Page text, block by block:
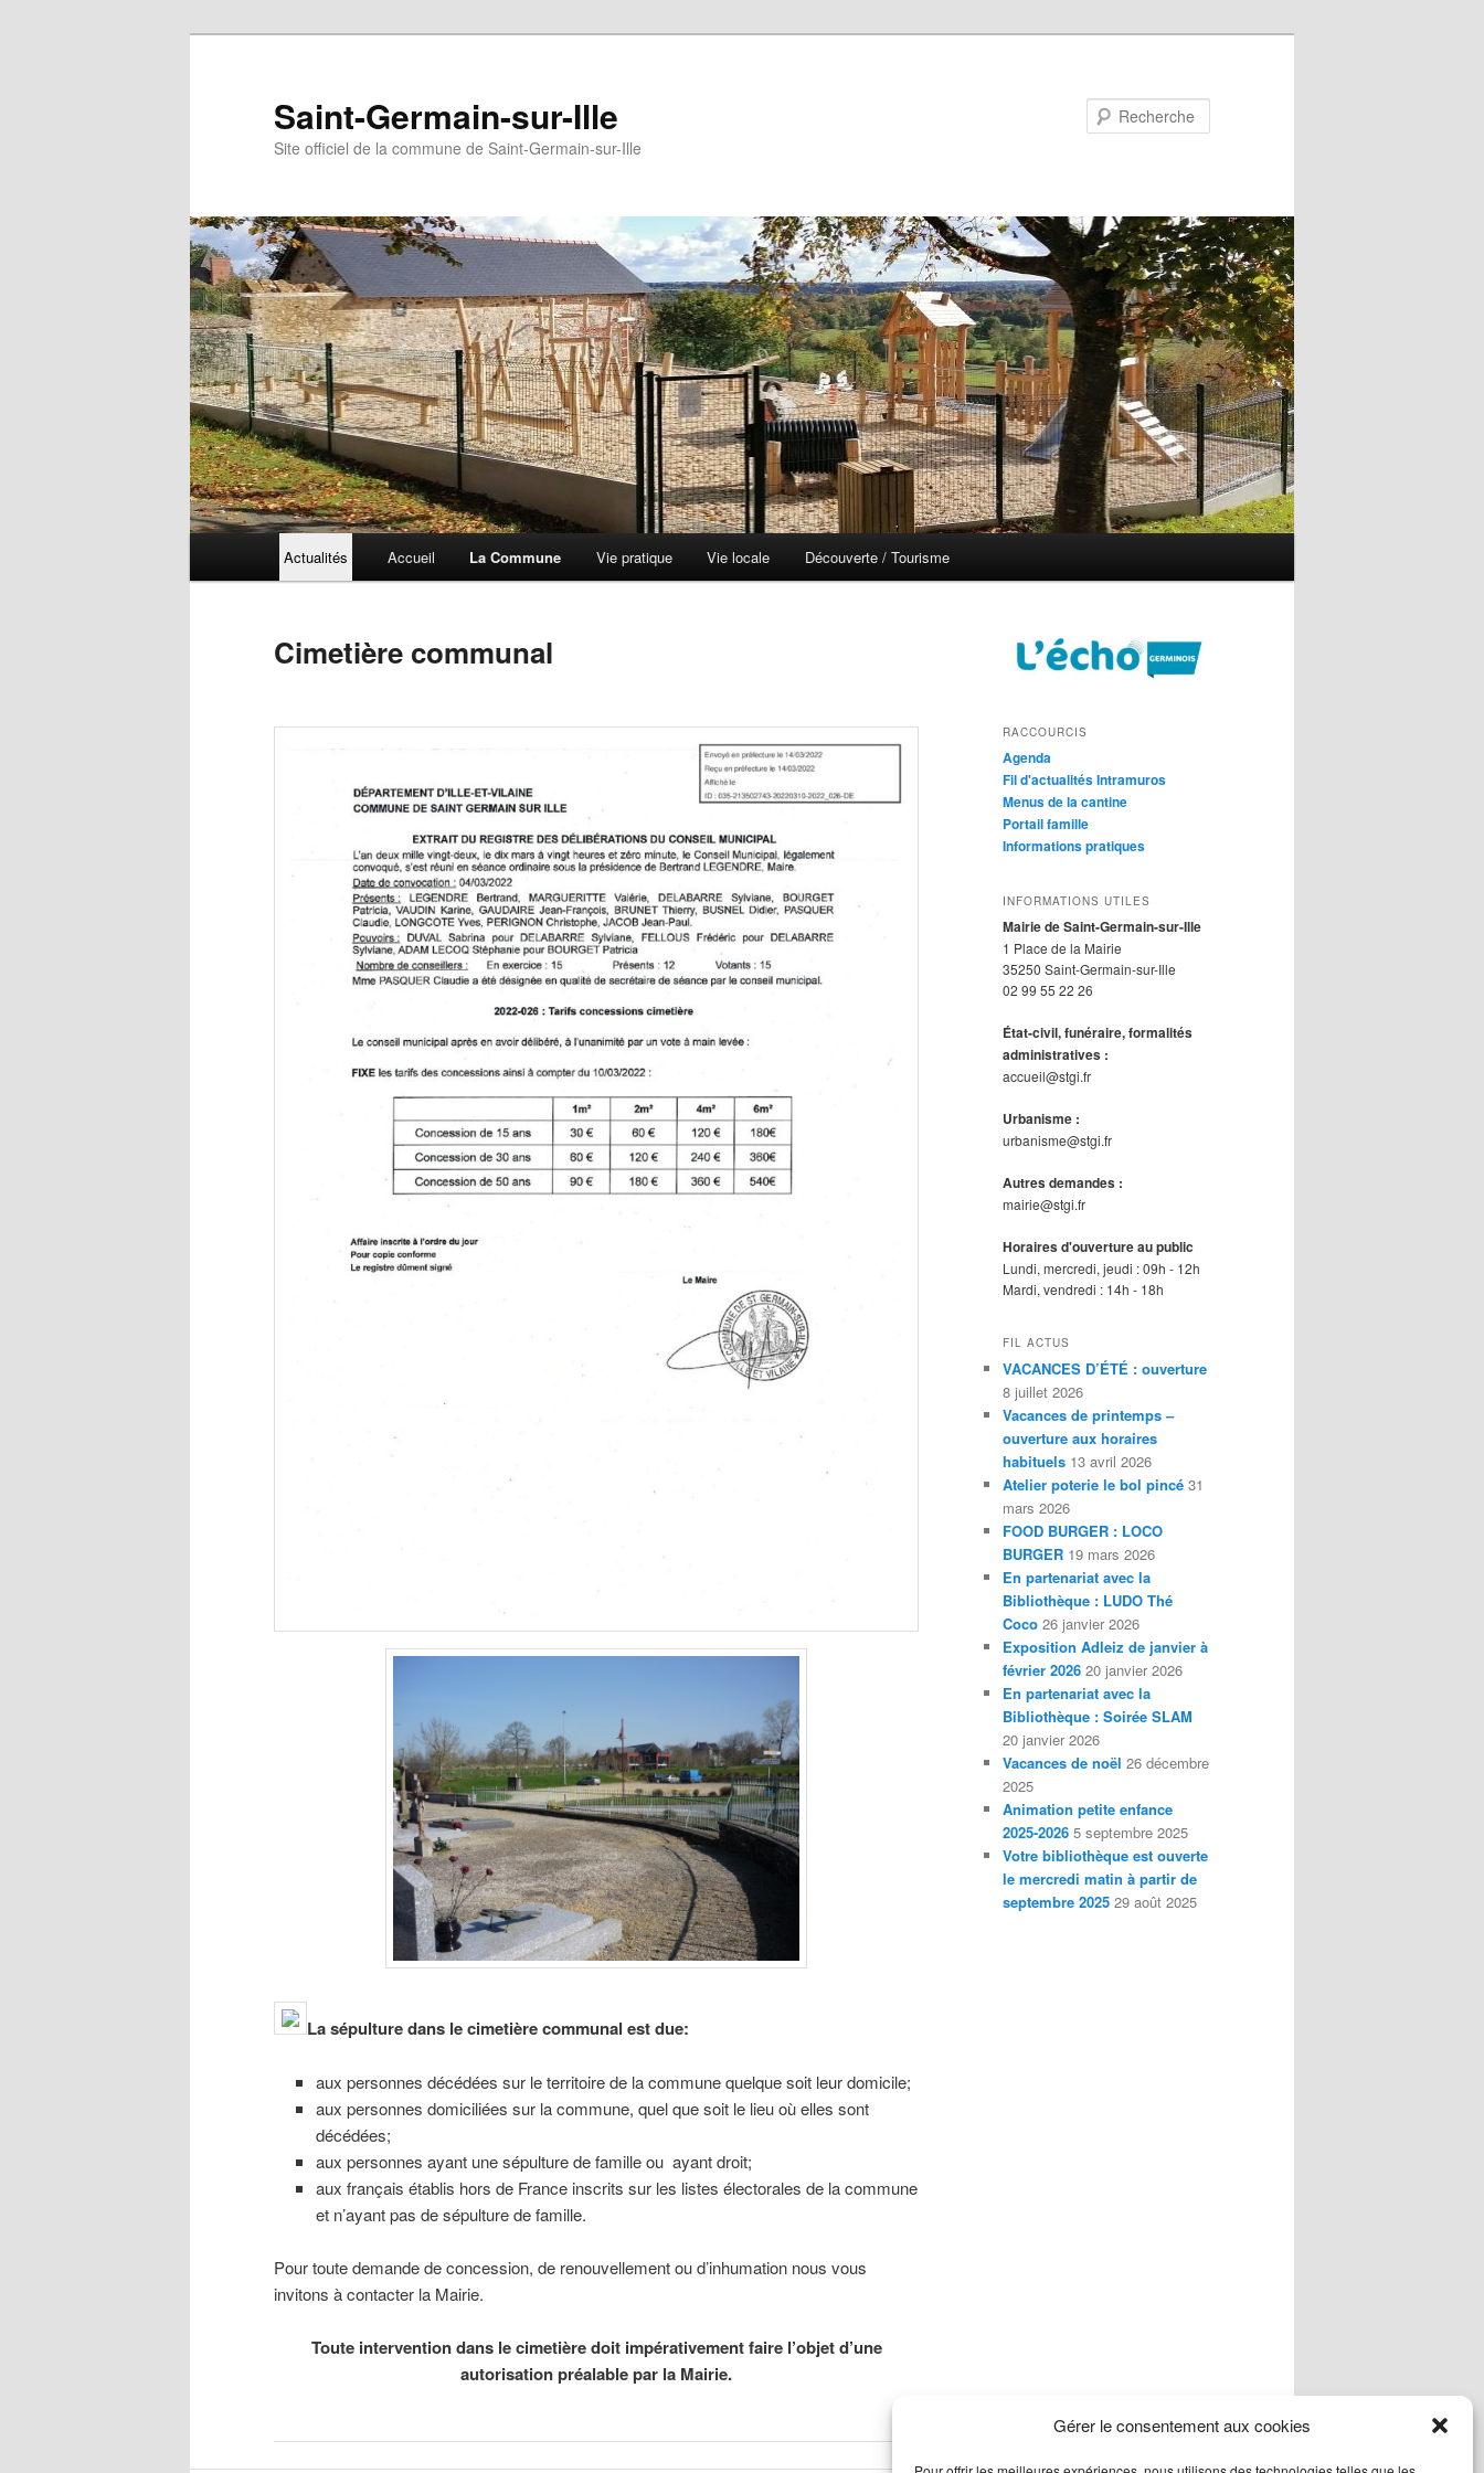
Gérer le consentement aux cookies
Saint-Germain-sur-Ille
Site officiel de la commune de Saint-Germain-sur-Ille
Actualités Accueil La Commune Vie pratique Vie locale Découverte / Tourisme
Cimetière communal
La sépulture dans le cimetière communal est due:
aux personnes décédées sur le territoire de la commune quelque soit leur domicile;
aux personnes domiciliées sur la commune, quel que soit le lieu où elles sont
décédées;
aux personnes ayant une sépulture de famille ou ayant droit;
aux français établis hors de France inscrits sur les listes électorales de la commune
et n’ayant pas de sépulture de famille.
Pour toute demande de concession, de renouvellement ou d’inhumation nous vous
invitons à contacter la Mairie.
Toute intervention dans le cimetière doit impérativement faire l’objet d’une
autorisation préalable par la Mairie.
RACCOURCIS
Agenda
Fil d'actualités Intramuros
Menus de la cantine
Portail famille
Informations pratiques
INFORMATIONS UTILES
Mairie de Saint-Germain-sur-Ille
1 Place de la Mairie
35250 Saint-Germain-sur-Ille
02 99 55 22 26
État-civil, funéraire, formalités
administratives :
accueil@stgi.fr
Urbanisme :
urbanisme@stgi.fr
Autres demandes :
mairie@stgi.fr
Horaires d'ouverture au public
Lundi, mercredi, jeudi : 09h - 12h
Mardi, vendredi : 14h - 18h
FIL ACTUS
VACANCES D’ÉTÉ : ouverture
8 juillet 2026
Vacances de printemps –
ouverture aux horaires
habituels 13 avril 2026
Atelier poterie le bol pincé 31
mars 2026
FOOD BURGER : LOCO
BURGER 19 mars 2026
En partenariat avec la
Bibliothèque : LUDO Thé
Coco 26 janvier 2026
Exposition Adleiz de janvier à
février 2026 20 janvier 2026
En partenariat avec la
Bibliothèque : Soirée SLAM
20 janvier 2026
Vacances de noël 26 décembre
2025
Animation petite enfance
2025-2026 5 septembre 2025
Votre bibliothèque est ouverte
le mercredi matin à partir de
septembre 2025 29 août 2025